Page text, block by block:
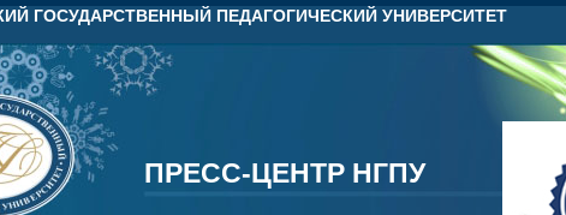
ГОСУДАРСТВЕННЫЙ ПЕДАГОГИЧЕСКИЙ УНИВЕРСИТЕТ
ПРЕСС-ЦЕНТР НГПУ
ПРЕСС-ЦЕНТР НГПУ